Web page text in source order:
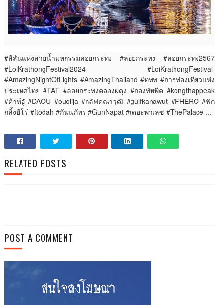
#สีสันแห่งสายน้ำมหกรรมลอยกระทง #ลอยกระทง #ลอยกระทง2567
#LoiKrathongFestival2024 #LoiKrathongFestival
#AmazingNightOfLights #AmazingThailand #ททท #การท่องเที่ยวแห่ง
ประเทศไทย #TAT #ลอยกระทงคลองผดุง #กองทัพพีค #kongthappeak
#ต้าห์อู๋ #DAOU #oueiija #กลัฟคณาวุฒิ #gulfkanawut #FHERO #ฟัก
กลิ้งฮีโร่ #ftodah #กันนภัทร #GunNapat #เดอะพาเลซ #ThePalace ...
RELATED POSTS
POST A COMMENT